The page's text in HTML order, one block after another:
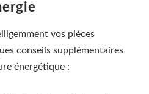
vos pièces
conseils supplémentaires
énergétique :